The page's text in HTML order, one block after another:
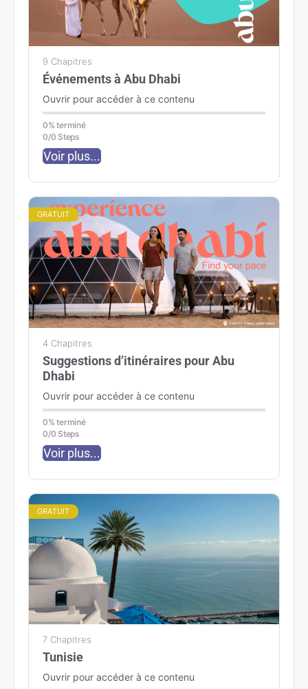
9 Chapitres
Événements à Abu Dhabi
Ouvrir pour accéder à ce contenu
0% terminé
0/0 Steps
Voir plus...
GRATUIT
4 Chapitres
Suggestions d’itinéraires pour Abu
Dhabi
Ouvrir pour accéder à ce contenu
0% terminé
0/0 Steps
Voir plus...
GRATUIT
7 Chapitres
Tunisie
Ouvrir pour accéder à ce contenu